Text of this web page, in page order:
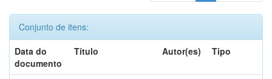
Conjunto de itens:
Data do
documento
Título Autor(es) Tipo